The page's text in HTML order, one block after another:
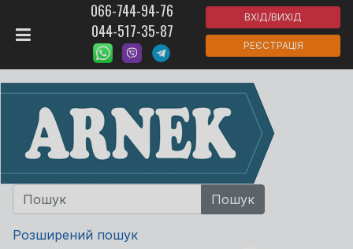
066-744-94-76
044-517-35-87
ВХІД/ВИХІД
РЕЄСТРАЦІЯ
Розширений пошук